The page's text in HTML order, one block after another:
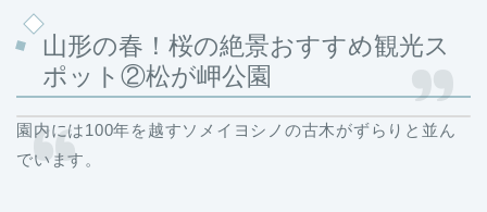
山形の春！桜の絶景おすすめ観光ス
ポット②松が岬公園
園内には100年を越すソメイヨシノの古木がずらりと並ん
でいます。